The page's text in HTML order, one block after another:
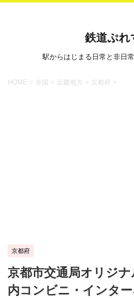
鉄道ぷれ
駅からはじまる日常と非日
HOME > 全国 > 近畿地方 > 京都府 >
京都府
京都市交通局オリジ
内コンビニ・インタ